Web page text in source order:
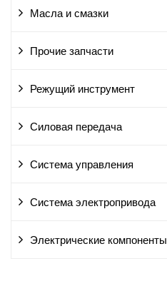
Масла и смазки
Прочие запчасти
Режущий инструмент
Силовая передача
Система управления
Система электропривода
Электрические компоненты